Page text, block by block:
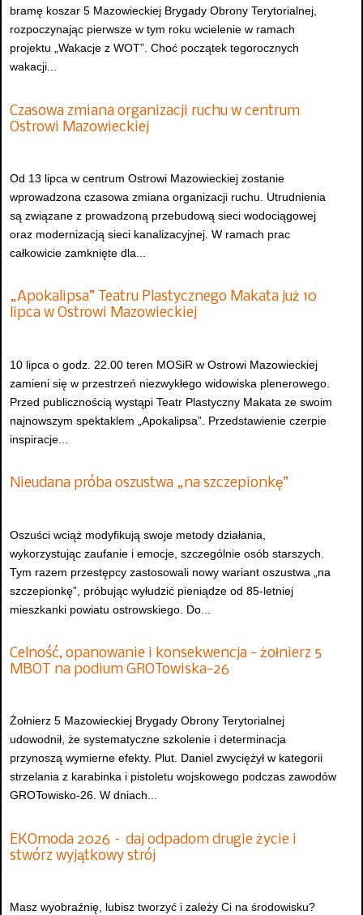
bramę koszar 5 Mazowieckiej Brygady Obrony Terytorialnej,
rozpoczynając pierwsze w tym roku wcielenie w ramach
projektu „Wakacje z WOT”. Choć początek tegorocznych
wakacji...
Czasowa zmiana organizacji ruchu w centrum
Ostrowi Mazowieckiej
Od 13 lipca w centrum Ostrowi Mazowieckiej zostanie
wprowadzona czasowa zmiana organizacji ruchu. Utrudnienia
są związane z prowadzoną przebudową sieci wodociągowej
oraz modernizacją sieci kanalizacyjnej. W ramach prac
całkowicie zamknięte dla...
„Apokalipsa” Teatru Plastycznego Makata już 10
lipca w Ostrowi Mazowieckiej
10 lipca o godz. 22.00 teren MOSiR w Ostrowi Mazowieckiej
zamieni się w przestrzeń niezwykłego widowiska plenerowego.
Przed publicznością wystąpi Teatr Plastyczny Makata ze swoim
najnowszym spektaklem „Apokalipsa”. Przedstawienie czerpie
inspiracje...
Nieudana próba oszustwa „na szczepionkę”
Oszuści wciąż modyfikują swoje metody działania,
wykorzystując zaufanie i emocje, szczególnie osób starszych.
Tym razem przestępcy zastosowali nowy wariant oszustwa „na
szczepionkę”, próbując wyłudzić pieniądze od 85-letniej
mieszkanki powiatu ostrowskiego. Do...
Celność, opanowanie i konsekwencja - żołnierz 5
MBOT na podium GROTowiska-26
Żołnierz 5 Mazowieckiej Brygady Obrony Terytorialnej
udowodnił, że systematyczne szkolenie i determinacja
przynoszą wymierne efekty. Plut. Daniel zwyciężył w kategorii
strzelania z karabinka i pistoletu wojskowego podczas zawodów
GROTowisko-26. W dniach...
EKOmoda 2026 – daj odpadom drugie życie i
stwórz wyjątkowy strój
Masz wyobraźnię, lubisz tworzyć i zależy Ci na środowisku?